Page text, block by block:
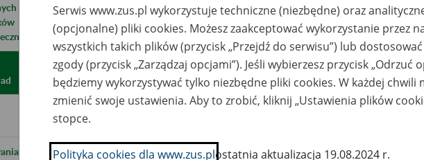
przez
do
Nazwa
zlikwidowanego
zakładu pracy
Miejsce
przechowywania
dokumentów
Nr zespołu akt w
archiwum
państwowym
Daty
Lewko Inwestment
Group Sp. z o.o. -
Zakład Archiwalny
Składnica Sp. z o.o. w
637; e-mail:
Serwis www.zus.pl wykorzystuje techniczne (niezbędne) oraz
(opcjonalne) pliki cookies. Możesz zaakceptować wykorzystanie przez
wszystkich takich plików (przycisk „Przejdź do serwisu”) lub
zgody (przycisk „Zarządzaj opcjami”). Jeśli wybierzesz przycisk „Odrzuć
będziemy wykorzystywać tylko niezbędne pliki cookies. W każdej chwili
zmienić swoje ustawienia. Aby to zrobić, kliknij „Ustawienia plików
stopce.
Polityka cookies dla www.zus.plostatnia aktualizacja 19.08.2024 r.